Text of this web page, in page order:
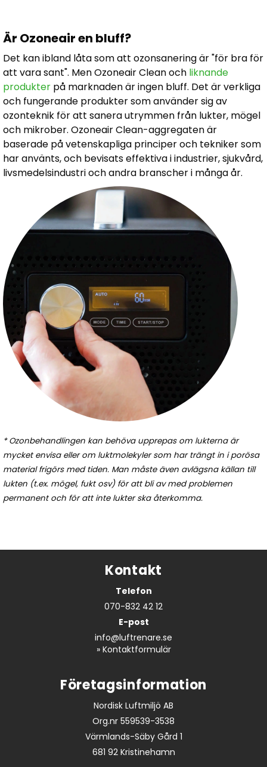
Är Ozoneair en bluff?
Det kan ibland låta som att ozonsanering är "för bra för
att vara sant". Men Ozoneair Clean och liknande
produkter på marknaden är ingen bluff. Det är verkliga
och fungerande produkter som använder sig av
ozonteknik för att sanera utrymmen från lukter, mögel
och mikrober. Ozoneair Clean-aggregaten är
baserade på vetenskapliga principer och tekniker som
har använts, och bevisats effektiva i industrier, sjukvård,
livsmedelsindustri och andra branscher i många år.
* Ozonbehandlingen kan behöva upprepas om lukterna är
mycket envisa eller om luktmolekyler som har trängt in i porösa
material frigörs med tiden. Man måste även avlägsna källan till
lukten (t.ex. mögel, fukt osv) för att bli av med problemen
permanent och för att inte lukter ska återkomma.
Kontakt
Telefon
070-832 42 12
E-post
info@luftrenare.se
» Kontaktformulär
Företagsinformation
Nordisk Luftmiljö AB
Org.nr 559539-3538
Värmlands-Säby Gård 1
681 92 Kristinehamn